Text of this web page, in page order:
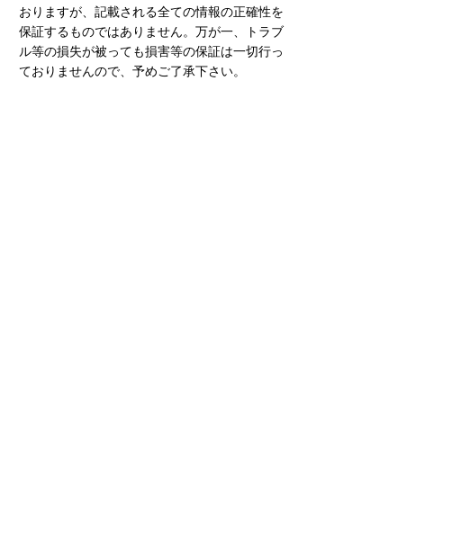
おりますが、記載される全ての情報の正確性を
保証するものではありません。万が一、トラブ
ル等の損失が被っても損害等の保証は一切行っ
ておりませんので、予めご了承下さい。